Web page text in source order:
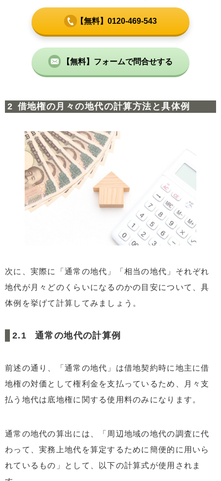
【無料】0120-469-543
【無料】フォームで問合せする
借地権の月々の地代の計算方法と具体例
次に、実際に「通常の地代」「相当の地代」それぞれ
地代が月々どのくらいになるのかの目安について、具
体例を挙げて計算してみましょう。
通常の地代の計算例
前述の通り、「通常の地代」は借地契約時に地主に借
地権の対価として権利金を支払っているため、月々支
払う地代は底地権に関する使用料のみになります。
通常の地代の算出には、「周辺地域の地代の調査に代
わって、実務上地代を算定するために簡便的に用いら
れているもの」として、以下の計算式が使用されま